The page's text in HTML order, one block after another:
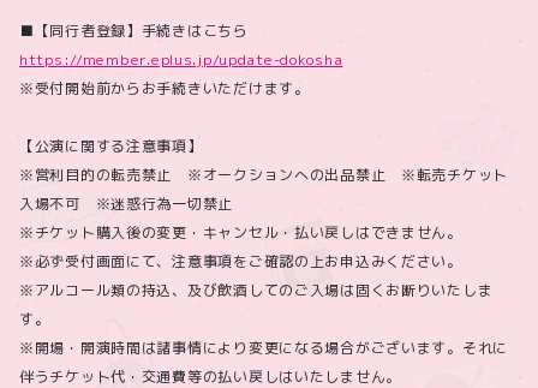
■【同行者登録】手続きはこちら
https://member.eplus.jp/update-dokosha
※受付開始前からお手続きいただけます。
【公演に関する注意事項】
※営利目的の転売禁止 ※オークションへの出品禁止 ※転売チケット
入場不可 ※迷惑行為一切禁止
※チケット購入後の変更・キャンセル・払い戻しはできません。
※必ず受付画面にて、注意事項をご確認の上お申込みください。
※アルコール類の持込、及び飲酒してのご入場は固くお断りいたしま
す。
※開場・開演時間は諸事情により変更になる場合がございます。それに
伴うチケット代・交通費等の払い戻しはいたしません。